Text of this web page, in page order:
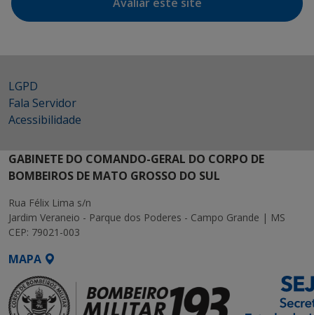
LGPD
Fala Servidor
Acessibilidade
GABINETE DO COMANDO-GERAL DO CORPO DE
BOMBEIROS DE MATO GROSSO DO SUL
Rua Félix Lima s/n
Jardim Veraneio - Parque dos Poderes - Campo Grande | MS
CEP: 79021-003
MAPA